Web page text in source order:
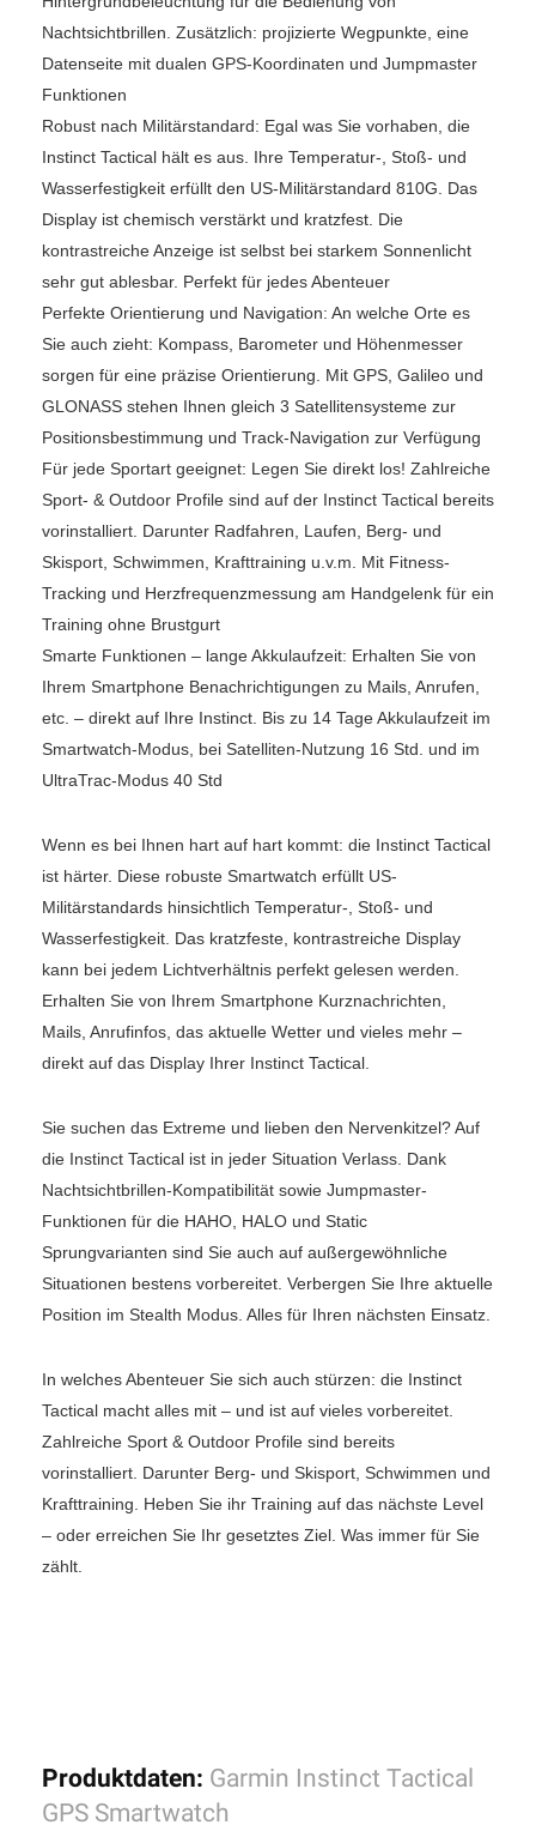
Nachtsichtbrillen. Zusätzlich: projizierte Wegpunkte, eine
Datenseite mit dualen GPS-Koordinaten und Jumpmaster
Funktionen
Robust nach Militärstandard: Egal was Sie vorhaben, die
Instinct Tactical hält es aus. Ihre Temperatur-, Stoß- und
Wasserfestigkeit erfüllt den US-Militärstandard 810G. Das
Display ist chemisch verstärkt und kratzfest. Die
kontrastreiche Anzeige ist selbst bei starkem Sonnenlicht
sehr gut ablesbar. Perfekt für jedes Abenteuer
Perfekte Orientierung und Navigation: An welche Orte es
Sie auch zieht: Kompass, Barometer und Höhenmesser
sorgen für eine präzise Orientierung. Mit GPS, Galileo und
GLONASS stehen Ihnen gleich 3 Satellitensysteme zur
Positionsbestimmung und Track-Navigation zur Verfügung
Für jede Sportart geeignet: Legen Sie direkt los! Zahlreiche
Sport- & Outdoor Profile sind auf der Instinct Tactical bereits
vorinstalliert. Darunter Radfahren, Laufen, Berg- und
Skisport, Schwimmen, Krafttraining u.v.m. Mit Fitness-
Tracking und Herzfrequenzmessung am Handgelenk für ein
Training ohne Brustgurt
Smarte Funktionen – lange Akkulaufzeit: Erhalten Sie von
Ihrem Smartphone Benachrichtigungen zu Mails, Anrufen,
etc. – direkt auf Ihre Instinct. Bis zu 14 Tage Akkulaufzeit im
Smartwatch-Modus, bei Satelliten-Nutzung 16 Std. und im
UltraTrac-Modus 40 Std
Wenn es bei Ihnen hart auf hart kommt: die Instinct Tactical
ist härter. Diese robuste Smartwatch erfüllt US-
Militärstandards hinsichtlich Temperatur-, Stoß- und
Wasserfestigkeit. Das kratzfeste, kontrastreiche Display
kann bei jedem Lichtverhältnis perfekt gelesen werden.
Erhalten Sie von Ihrem Smartphone Kurznachrichten,
Mails, Anrufinfos, das aktuelle Wetter und vieles mehr –
direkt auf das Display Ihrer Instinct Tactical.
Sie suchen das Extreme und lieben den Nervenkitzel? Auf
die Instinct Tactical ist in jeder Situation Verlass. Dank
Nachtsichtbrillen-Kompatibilität sowie Jumpmaster-
Funktionen für die HAHO, HALO und Static
Sprungvarianten sind Sie auch auf außergewöhnliche
Situationen bestens vorbereitet. Verbergen Sie Ihre aktuelle
Position im Stealth Modus. Alles für Ihren nächsten Einsatz.
In welches Abenteuer Sie sich auch stürzen: die Instinct
Tactical macht alles mit – und ist auf vieles vorbereitet.
Zahlreiche Sport & Outdoor Profile sind bereits
vorinstalliert. Darunter Berg- und Skisport, Schwimmen und
Krafttraining. Heben Sie ihr Training auf das nächste Level
– oder erreichen Sie Ihr gesetztes Ziel. Was immer für Sie
zählt.
Produktdaten: Garmin Instinct Tactical
GPS Smartwatch